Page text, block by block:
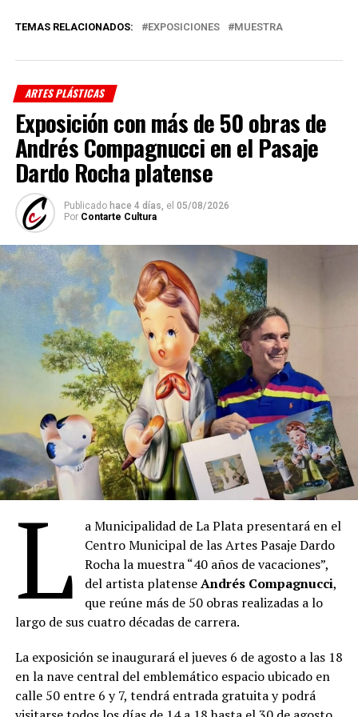
TEMAS RELACIONADOS: EXPOSICIONES MUESTRA
ARTES PLÁSTICAS
Exposición con más de 50 obras de
Andrés Compagnucci en el Pasaje
Dardo Rocha platense
Publicado hace 4 días, el 05/08/2026
Por Contarte Cultura
L
a Municipalidad de La Plata presentará en el
Centro Municipal de las Artes Pasaje Dardo
Rocha la muestra “40 años de vacaciones”,
del artista platenseAndrés Compagnucci,
que reúne más de 50 obras realizadas a lo
largo de sus cuatro décadas de carrera.
La exposición se inaugurará el jueves 6 de agosto a las 18
en la nave central del emblemático espacio ubicado en
calle 50 entre 6 y 7, tendrá entrada gratuita y podrá